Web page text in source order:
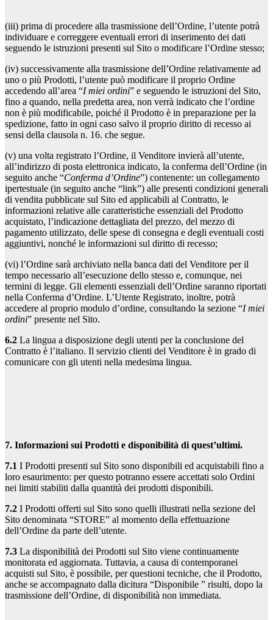
(iii) prima di procedere alla trasmissione dell’Ordine, l’utente potrà
individuare e correggere eventuali errori di inserimento dei dati
seguendo le istruzioni presenti sul Sito o modificare l’Ordine stesso;
(iv) successivamente alla trasmissione dell’Ordine relativamente ad
uno o più Prodotti, l’utente può modificare il proprio Ordine
accedendo all’area “I miei ordini” e seguendo le istruzioni del Sito,
fino a quando, nella predetta area, non verrà indicato che l’ordine
non è più modificabile, poiché il Prodotto è in preparazione per la
spedizione, fatto in ogni caso salvo il proprio diritto di recesso ai
sensi della clausola n. 16. che segue.
(v) una volta registrato l’Ordine, il Venditore invierà all’utente,
all’indirizzo di posta elettronica indicato, la conferma dell’Ordine (in
seguito anche “Conferma d’Ordine”) contenente: un collegamento
ipertestuale (in seguito anche “link”) alle presenti condizioni generali
di vendita pubblicate sul Sito ed applicabili al Contratto, le
informazioni relative alle caratteristiche essenziali del Prodotto
acquistato, l’indicazione dettagliata del prezzo, del mezzo di
pagamento utilizzato, delle spese di consegna e degli eventuali costi
aggiuntivi, nonché le informazioni sul diritto di recesso;
(vi) l’Ordine sarà archiviato nella banca dati del Venditore per il
tempo necessario all’esecuzione dello stesso e, comunque, nei
termini di legge. Gli elementi essenziali dell’Ordine saranno riportati
nella Conferma d’Ordine. L’Utente Registrato, inoltre, potrà
accedere al proprio modulo d’ordine, consultando la sezione “I miei
ordini” presente nel Sito.
6.2 La lingua a disposizione degli utenti per la conclusione del
Contratto è l’italiano. Il servizio clienti del Venditore è in grado di
comunicare con gli utenti nella medesima lingua.
7. Informazioni sui Prodotti e disponibilità di quest’ultimi.
7.1 I Prodotti presenti sul Sito sono disponibili ed acquistabili fino a
loro esaurimento: per questo potranno essere accettati solo Ordini
nei limiti stabiliti dalla quantità dei prodotti disponibili.
7.2 I Prodotti offerti sul Sito sono quelli illustrati nella sezione del
Sito denominata “STORE” al momento della effettuazione
dell’Ordine da parte dell’utente.
7.3 La disponibilità dei Prodotti sul Sito viene continuamente
monitorata ed aggiornata. Tuttavia, a causa di contemporanei
acquisti sul Sito, è possibile, per questioni tecniche, che il Prodotto,
anche se accompagnato dalla dicitura “Disponibile ” risulti, dopo la
trasmissione dell’Ordine, di disponibilità non immediata.